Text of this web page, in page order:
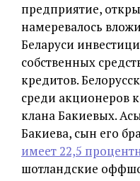
предприятие,
намеревалось
Беларуси
собственных
кредитов.
среди акционеров
клана Бакиевых.
Бакиева, сын его
имеет 22,5
шотландские